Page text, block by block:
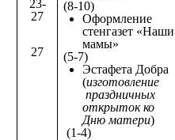
23-
27
27
(8-10)
Оформление
стенгазет «Наши
мамы»
(5-7)
Эстафета Добра
(изготовление
праздничных
открыток ко
Дню матери)
(1-4)